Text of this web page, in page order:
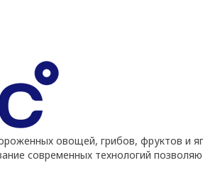
овощей, грибов, фруктов и
современных технологий